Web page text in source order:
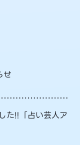
せ
た!!「占い芸人ア